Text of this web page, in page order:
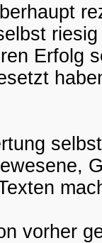
Erfolg
vorher